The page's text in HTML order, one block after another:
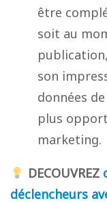
être
soit au
son
données
plus
marketing.
DECOUVREZ
déclencheurs